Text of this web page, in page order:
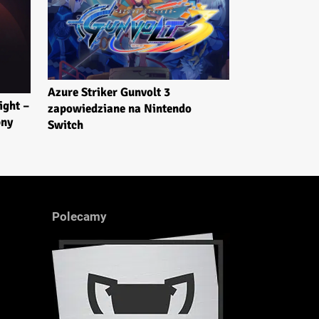
–
Azure Striker Gunvolt 3
zapowiedziane na Nintendo
Switch
Polecamy